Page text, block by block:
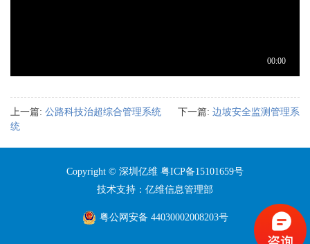
上一篇: 公路科技治超综合管理系统 下一篇: 边坡安全监测管理系
统
Copyright © 深圳亿维 粤ICP备15101659号
技术支持：亿维信息管理部
粤公网安备 44030002008203号